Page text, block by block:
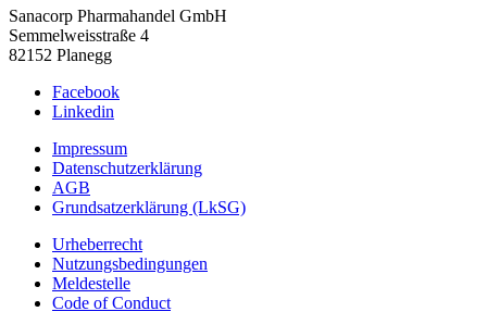
Sanacorp Pharmahandel GmbH
Semmelweisstraße 4
82152 Planegg
Facebook
Linkedin
Impressum
Datenschutzerklärung
AGB
Grundsatzerklärung (LkSG)
Urheberrecht
Nutzungsbedingungen
Meldestelle
Code of Conduct